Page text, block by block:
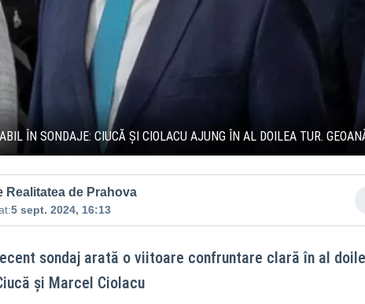
ÎN SONDAJE: CIUCĂ ȘI CIOLACU AJUNG ÎN AL DOILEA TUR.
Realitatea de Prahova
5 sept. 2024, 16:13
sondaj arată o viitoare confruntare clară în al
și Marcel Ciolacu